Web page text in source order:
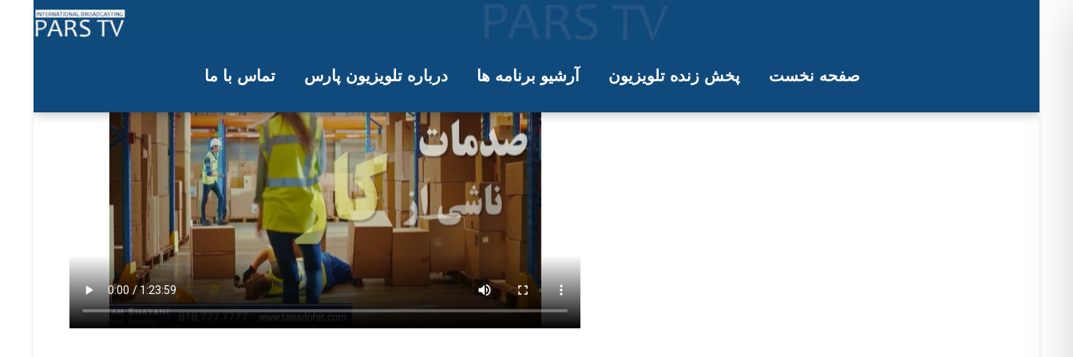
تماس با ما درباره تلویزیون پارس آرشیو برنامه ها پخش زنده تلویزیون صفحه نخست